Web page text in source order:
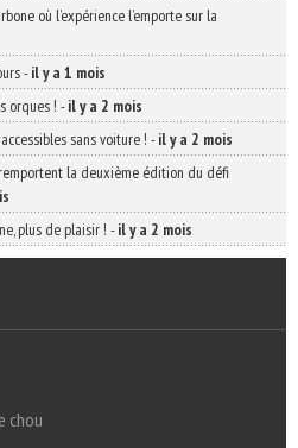
où l’expérience l’emporte sur la
-il y a 1 mois
orques ! -il y a 2 mois
sans voiture ! -il y a 2 mois
la deuxième édition du défi
plus de plaisir ! -il y a 2 mois
chou